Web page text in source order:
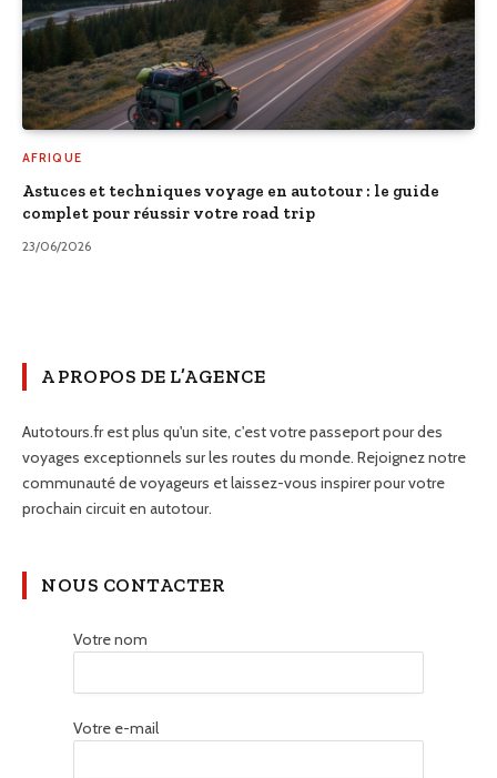
AFRIQUE
Astuces et techniques voyage en autotour : le guide
complet pour réussir votre road trip
23/06/2026
A PROPOS DE L’AGENCE
Autotours.fr est plus qu'un site, c'est votre passeport pour des
voyages exceptionnels sur les routes du monde. Rejoignez notre
communauté de voyageurs et laissez-vous inspirer pour votre
prochain circuit en autotour.
NOUS CONTACTER
Votre nom
Votre e-mail